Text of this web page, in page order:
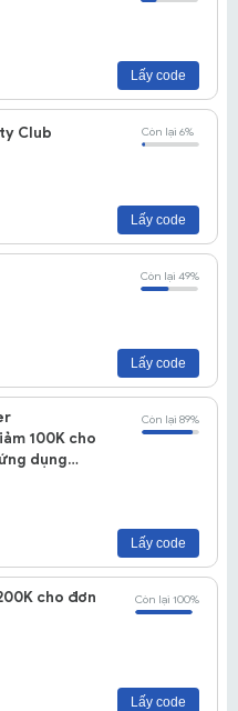
Lấy code
Club Còn lại 6%
Lấy code
Còn lại 49%
Lấy code
100K cho
dụng
Còn lại 89%
Lấy code
cho đơn
Còn lại 100%
Lấy code